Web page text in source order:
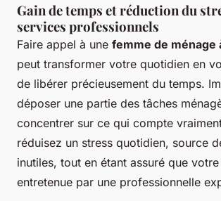
Gain de temps et réduction du
services professionnels
Faire appel à une femme de ménage
peut transformer votre quotidien en
de libérer précieusement du temps.
déposer une partie des tâches
concentrer sur ce qui compte
réduisez un stress quotidien, source
inutiles, tout en étant assuré que
entretenue par une professionnelle